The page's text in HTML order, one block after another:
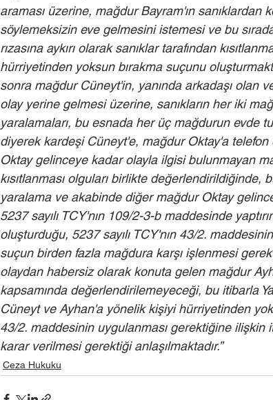
araması üzerine, mağdur Bayram'ın
söylemeksizin eve gelmesini istemesi ve bu
rızasına aykırı olarak sanıklar tarafından
hürriyetinden yoksun bırakma suçunu
sonra mağdur Cüneyt'in, yanında arkadaşı olan
olay yerine gelmesi üzerine, sanıkların her iki
yaralamaları, bu esnada her üç mağdurun evde
diyerek kardeşi Cüneyt'e, mağdur Oktay'a
Oktay gelinceye kadar olayla ilgisi bulunmayan
kısıtlanması olguları birlikte
yaralama ve akabinde diğer mağdur Oktay
5237 sayılı TCY'nın 109/2-3-b maddesinde
oluşturduğu, 5237 sayılı TCY'nın 43/2.
suçun birden fazla mağdura karşı işlenmesi
olaydan habersiz olarak konuta gelen mağdur
kapsamında değerlendirilemeyeceği, bu itibarla
Cüneyt ve Ayhan'a yönelik kişiyi hürriyetinden
43/2. maddesinin uygulanması gerektiğine ilişkin
karar verilmesi gerektiği anlaşılmaktadır.”
Ceza Hukuku